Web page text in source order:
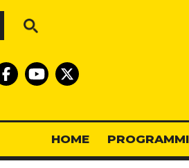
HOME PROGRAMMI